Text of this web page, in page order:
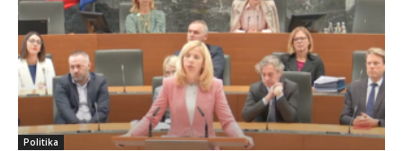
Politika